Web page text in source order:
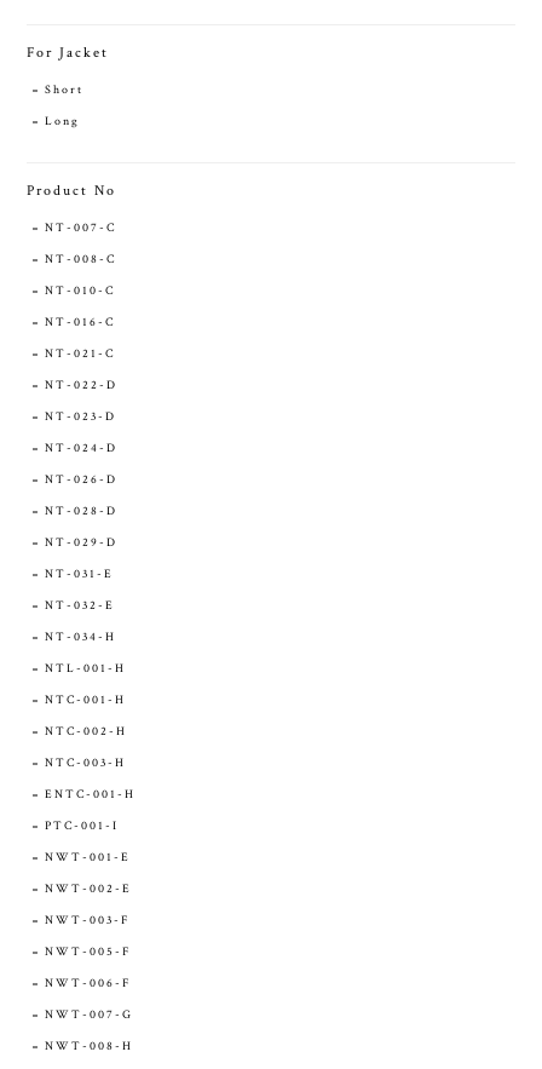
For Jacket
Short
Long
Product No
NT-007-C
NT-008-C
NT-010-C
NT-016-C
NT-021-C
NT-022-D
NT-023-D
NT-024-D
NT-026-D
NT-028-D
NT-029-D
NT-031-E
NT-032-E
NT-034-H
NTL-001-H
NTC-001-H
NTC-002-H
NTC-003-H
ENTC-001-H
PTC-001-I
NWT-001-E
NWT-002-E
NWT-003-F
NWT-005-F
NWT-006-F
NWT-007-G
NWT-008-H